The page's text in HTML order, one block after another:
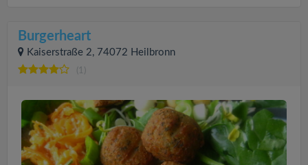
Burgerheart
Kaiserstraße 2, 74072 Heilbronn
(1)